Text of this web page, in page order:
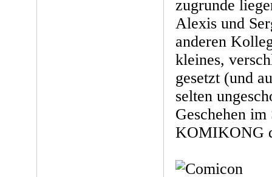
zugrunde
Alexis und
anderen
kleines,
gesetzt (und
selten
Geschehen
KOMIKONG